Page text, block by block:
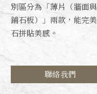
別區分為「薄片（牆面
鋪石板）」兩款，能完
石拼貼美感。
聯絡我們